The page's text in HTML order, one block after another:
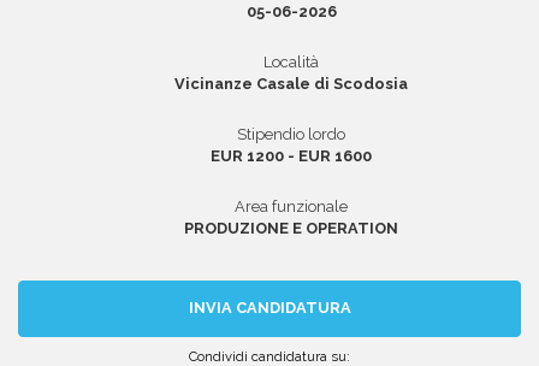
05-06-2026
Località
Vicinanze Casale di Scodosia
Stipendio lordo
EUR 1200 - EUR 1600
Area funzionale
PRODUZIONE E OPERATION
INVIA CANDIDATURA
Condividi candidatura su: